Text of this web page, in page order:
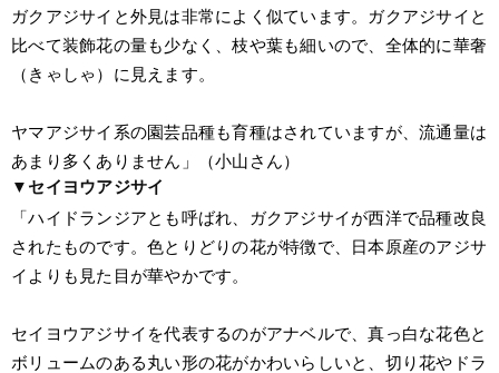
ガクアジサイと外見は非常によく似ています。ガクアジサイと
比べて装飾花の量も少なく、枝や葉も細いので、全体的に華奢
（きゃしゃ）に見えます。
ヤマアジサイ系の園芸品種も育種はされていますが、流通量は
あまり多くありません」（小山さん）
▼セイヨウアジサイ
「ハイドランジアとも呼ばれ、ガクアジサイが西洋で品種改良
されたものです。色とりどりの花が特徴で、日本原産のアジサ
イよりも見た目が華やかです。
セイヨウアジサイを代表するのがアナベルで、真っ白な花色と
ボリュームのある丸い形の花がかわいらしいと、切り花やドラ